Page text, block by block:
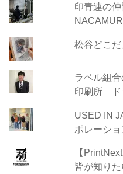
印青連の
松谷どこ
ラベル組
印刷所 ド
USED IN
ポレーシ
【
皆が知り